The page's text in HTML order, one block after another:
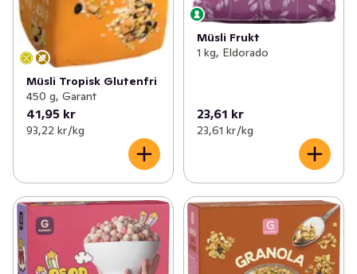
Müsli Tropisk Glutenfri
450 g, Garant
41,95 kr
93,22 kr /kg
Müsli Frukt
1 kg, Eldorado
23,61 kr
23,61 kr /kg